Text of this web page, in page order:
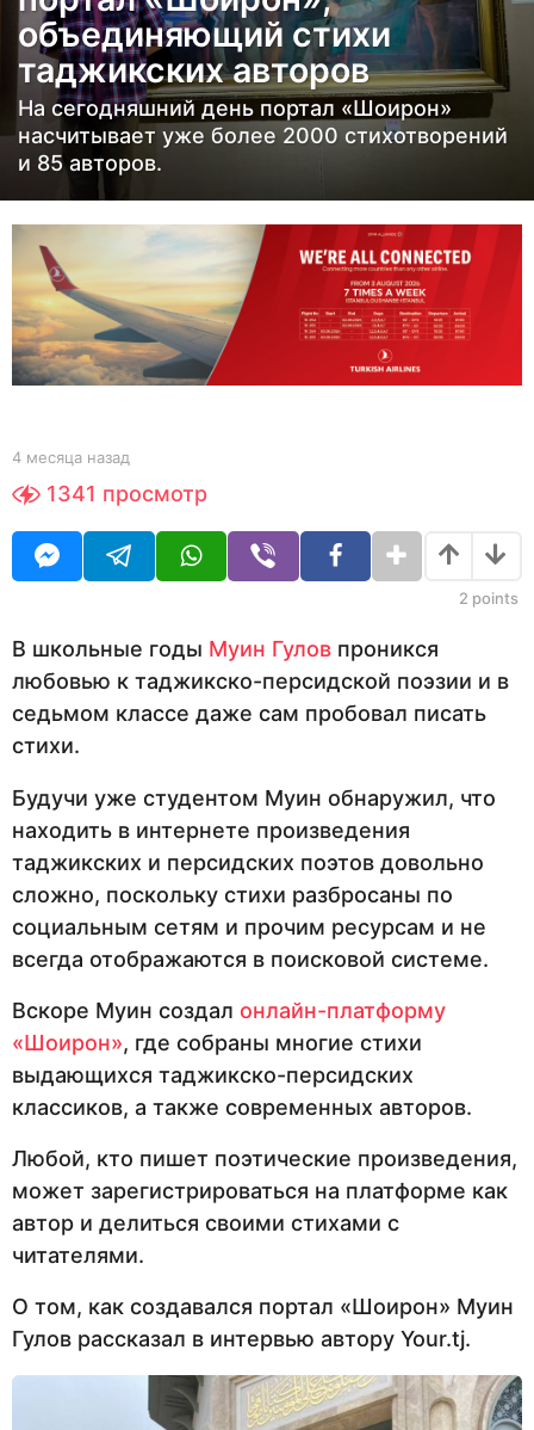
ц
а
н
а
з
д
м
е
с
я
а
н
а
объединяющий стихи
таджикских авторов
На сегодняшний день портал «Шоирон»
насчитывает уже более 2000 стихотворений
и 85 авторов.
b
Y
O
R
4 месяца назад
е
я
з
а
д
1341 просмотр
2 points
В школьные годы Муин Гулов проникся
любовью к таджикско-персидской поэзии и в
седьмом классе даже сам пробовал писать
стихи.
Будучи уже студентом Муин обнаружил, что
находить в интернете произведения
таджикских и персидских поэтов довольно
сложно, поскольку стихи разбросаны по
социальным сетям и прочим ресурсам и не
всегда отображаются в поисковой системе.
Вскоре Муин создал онлайн-платформу
«Шоирон», где собраны многие стихи
выдающихся таджикско-персидских
классиков, а также современных авторов.
Любой, кто пишет поэтические произведения,
может зарегистрироваться на платформе как
автор и делиться своими стихами с
читателями.
О том, как создавался портал «Шоирон» Муин
Гулов рассказал в интервью автору Your.tj.